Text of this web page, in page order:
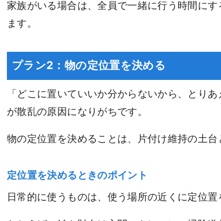
家族がいる場合は、全員で一緒に行う時間に
ます。
プラン2：物の定位置を決める
「どこに置いていいか分からないから、とり
が散乱の原因になりがちです。
物の定位置を決めることは、片付け維持の土
定位置を決めるときのポイント
日常的に使うものは、使う場所の近くに定位